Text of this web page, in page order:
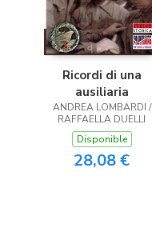
Ricordi di una
ausiliaria
ANDREA LOMBARDI /
RAFFAELLA DUELLI
Disponible
28,08 €